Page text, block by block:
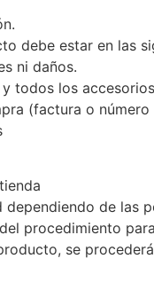
debe estar en las
ni daños.
todos los
(factura o número
dependiendo de las
procedimiento
se